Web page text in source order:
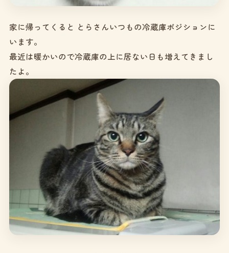
家に帰ってくると とらさんいつもの冷蔵庫ポジションに
います。
最近は暖かいので冷蔵庫の上に居ない日も増えてきまし
たよ。